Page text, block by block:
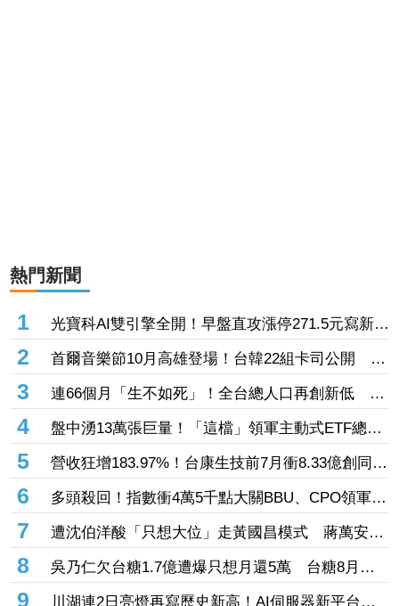
熱門新聞
1
光寶科AI雙引擎全開！早盤直攻漲停271.5元寫新
高 高掛1.9萬張買單排隊搶進
2
首爾音樂節10月高雄登場！台韓22組卡司公開
SUPER JUNIOR-K.R.Y.睽違7年合體
3
連66個月「生不如死」！全台總人口再創新低 7
月新生兒不足8千人
4
盤中湧13萬張巨量！「這檔」領軍主動式ETF總規
模飆升 外資已撒22.8億掃進00403A逾23萬張
5
營收狂增183.97%！台康生技前7月衝8.33億創同期
次高 股價飆漲9%衝52.6元
6
多頭殺回！指數衝4萬5千點大關BBU、CPO領軍
台達電、新盛力、聯亞、華星光齊亮燈
7
遭沈伯洋酸「只想大位」走黃國昌模式 蔣萬安反
轟綠：執政10年就這模式
8
吳乃仁欠台糖1.7億遭爆只想月還5萬 台糖8月下
旬協商若破局將再聲請管收
9 川湖連2日亮燈再寫歷史新高！AI伺服器新平台放